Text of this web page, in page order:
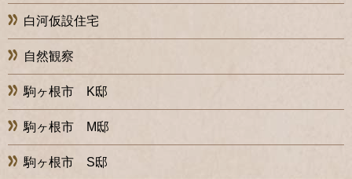
白河仮設住宅
自然観察
駒ヶ根市 K邸
駒ヶ根市 M邸
駒ヶ根市 S邸